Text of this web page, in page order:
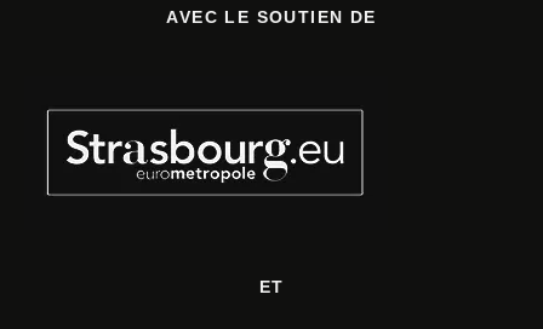
AVEC LE SOUTIEN DE
ET